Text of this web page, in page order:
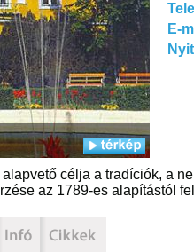
E-
célja a tradíciók, a
az 1789-es alapítástól